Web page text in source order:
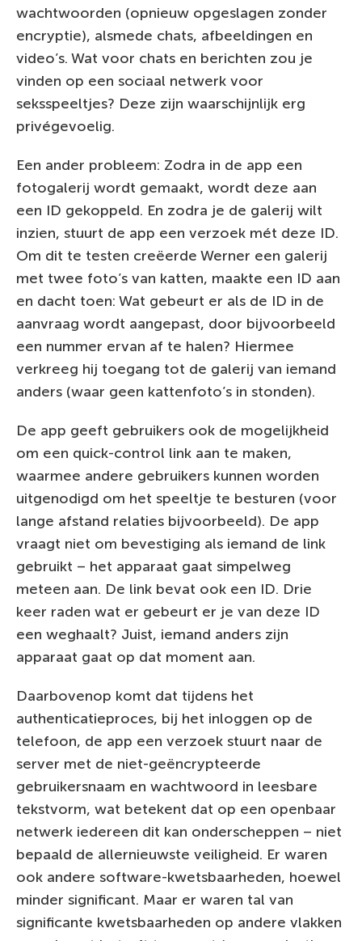
wachtwoorden (opnieuw opgeslagen zonder
encryptie), alsmede chats, afbeeldingen en
video’s. Wat voor chats en berichten zou je
vinden op een sociaal netwerk voor
seksspeeltjes? Deze zijn waarschijnlijk erg
privégevoelig.
Een ander probleem: Zodra in de app een
fotogalerij wordt gemaakt, wordt deze aan
een ID gekoppeld. En zodra je de galerij wilt
inzien, stuurt de app een verzoek mét deze ID.
Om dit te testen creëerde Werner een galerij
met twee foto’s van katten, maakte een ID aan
en dacht toen: Wat gebeurt er als de ID in de
aanvraag wordt aangepast, door bijvoorbeeld
een nummer ervan af te halen? Hiermee
verkreeg hij toegang tot de galerij van iemand
anders (waar geen kattenfoto’s in stonden).
De app geeft gebruikers ook de mogelijkheid
om een quick-control link aan te maken,
waarmee andere gebruikers kunnen worden
uitgenodigd om het speeltje te besturen (voor
lange afstand relaties bijvoorbeeld). De app
vraagt niet om bevestiging als iemand de link
gebruikt – het apparaat gaat simpelweg
meteen aan. De link bevat ook een ID. Drie
keer raden wat er gebeurt er je van deze ID
een weghaalt? Juist, iemand anders zijn
apparaat gaat op dat moment aan.
Daarbovenop komt dat tijdens het
authenticatieproces, bij het inloggen op de
telefoon, de app een verzoek stuurt naar de
server met de niet-geëncrypteerde
gebruikersnaam en wachtwoord in leesbare
tekstvorm, wat betekent dat op een openbaar
netwerk iedereen dit kan onderscheppen – niet
bepaald de allernieuwste veiligheid. Er waren
ook andere software-kwetsbaarheden, hoewel
minder significant. Maar er waren tal van
significante kwetsbaarheden op andere vlakken